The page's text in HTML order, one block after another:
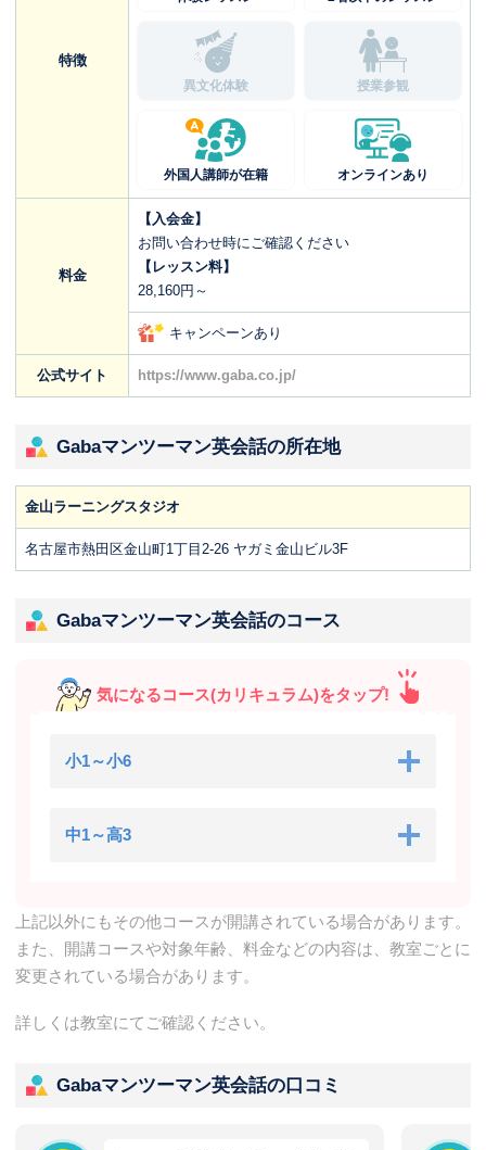
特徴
異文化体験 授業参観
外国人講師が在籍 オンラインあり
料金
【入会金】
お問い合わせ時にご確認ください
【レッスン料】
28,160円～
キャンペーンあり
公式サイト https://www.gaba.co.jp/
Gabaマンツーマン英会話の所在地
金山ラーニングスタジオ
名古屋市熱田区金山町1丁目2-26 ヤガミ金山ビル3F
Gabaマンツーマン英会話のコース
気になるコース(カリキュラム)をタップ!
小1～小6
中1～高3
上記以外にもその他コースが開講されている場合があります。
また、開講コースや対象年齢、料金などの内容は、教室ごとに
変更されている場合があります。
詳しくは教室にてご確認ください。
Gabaマンツーマン英会話の口コミ